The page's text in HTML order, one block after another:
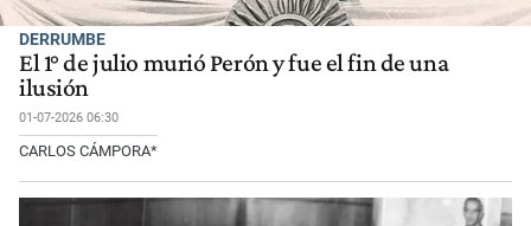
DERRUMBE
El 1° de julio murió Perón y fue el fin de una
ilusión
01-07-2026 06:30
CARLOS CÁMPORA*